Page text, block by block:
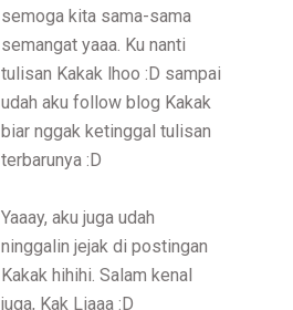
semoga kita sama-sama
semangat yaaa. Ku nanti
tulisan Kakak lhoo :D sampai
udah aku follow blog Kakak
biar nggak ketinggal tulisan
terbarunya :D
Yaaay, aku juga udah
ninggalin jejak di postingan
Kakak hihihi. Salam kenal
juga, Kak Liaaa :D